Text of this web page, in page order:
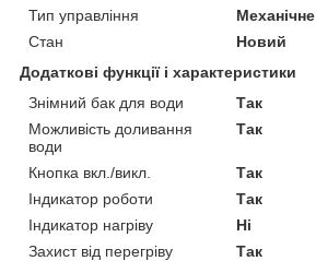
Тип управління
Механічне
Стан
Новий
Додаткові функції і характеристики
Знімний бак для води
Так
Можливість доливання
води
Так
Кнопка вкл./викл.
Так
Індикатор роботи
Так
Індикатор нагріву
Ні
Захист від перегріву
Так